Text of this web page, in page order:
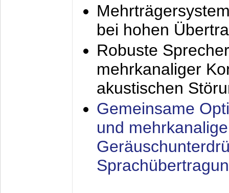
bei hohen
Robuste
mehrkanaliger
akustischen
Gemeinsame
und